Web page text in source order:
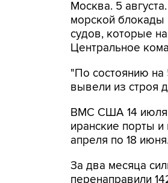
Москва. 5
морской блокады
судов, которые
Центральное
"По состоянию на
вывели из строя
ВМС США 14 июля
иранские порты
апреля по 18
За два месяца
перенаправили